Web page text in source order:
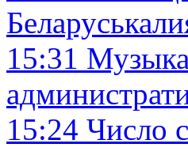
15:31
15:24 Число